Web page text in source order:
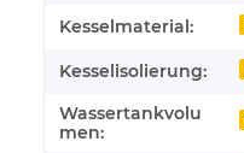
Kesselmaterial:
Kesselisolierung:
Wassertankvolu
men: